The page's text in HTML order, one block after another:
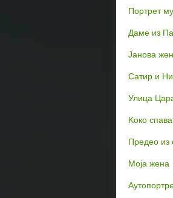
Портрет
Даме из
Јанова
Сатир и
Улица
Koко спава
Предео из
Moja жена